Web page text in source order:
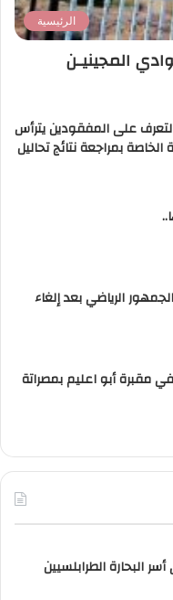
الرئيسية
المجينيـن
على المفقودين يترأس
الخاصة بمراجعة نتائج تحاليل
الجمهور الرياضي بعد إلغاء
مقبرة أبو اعليم بمصراتة